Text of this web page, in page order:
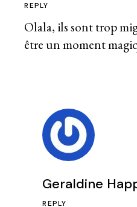
Olala, ils sont trop
être un moment
REPLY
Geraldine
REPLY